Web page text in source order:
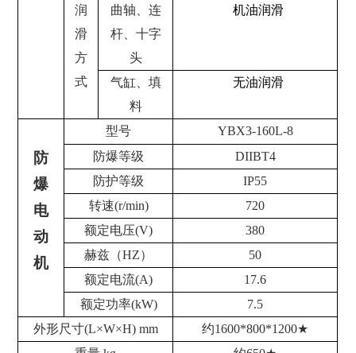
润
滑
方
式
曲轴、连
杆、十字
头
机油润滑
气缸、填
料
无油润滑
防
爆
电
动
机
型号
YBX3-160L-8
防爆等级
DIIBT4
防护等级
IP55
转速(r/min)
720
额定电压(V)
380
赫兹（HZ）
50
额定电流(A)
17.6
额定功率(kW)
7.5
外形尺寸(L×W×H) mm 约1600*800*1200★